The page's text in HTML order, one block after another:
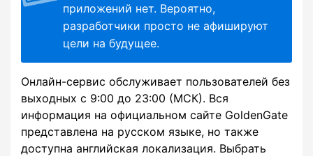
приложений нет. Вероятно,
разработчики просто не афишируют
цели на будущее.
Онлайн-сервис обслуживает пользователей без
выходных с 9:00 до 23:00 (МСК). Вся
информация на официальном сайте GoldenGate
представлена на русском языке, но также
доступна английская локализация. Выбрать